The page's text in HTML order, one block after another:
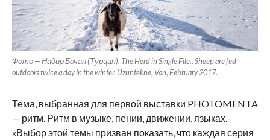
Фото — Надир Бочан (Турция). The Herd in Single File.. Sheep are fed
outdoors twice a day in the winter. Uzuntekne, Van, February 2017.
Тема, выбранная для первой выставки PHOTOMENTA
— ритм. Ритм в музыке, пении, движении, языках.
«Выбор этой темы призван показать, что каждая серия